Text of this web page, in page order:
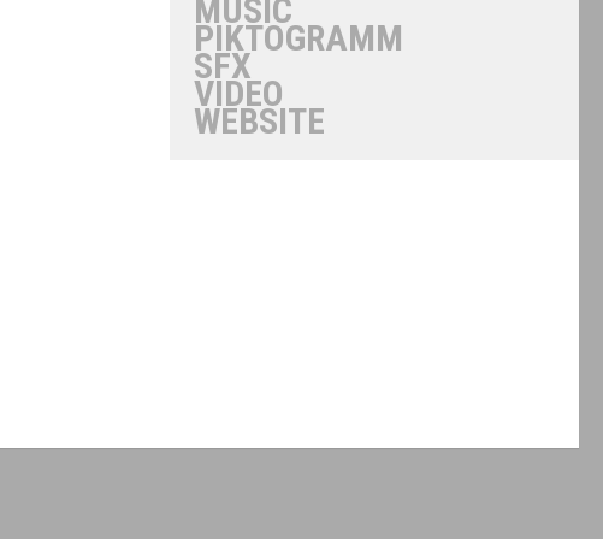
MUSIC
PIKTOGRAMM
SFX
VIDEO
WEBSITE